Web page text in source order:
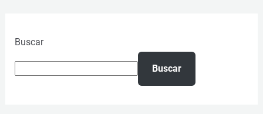
Buscar
Buscar